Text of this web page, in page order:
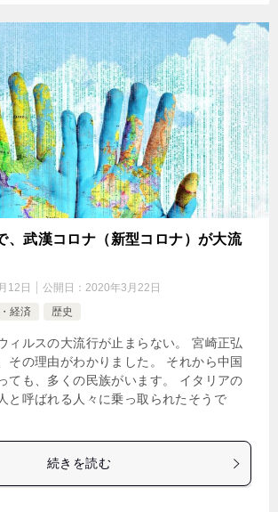
、武漢コロナ（新型コロナ）が大流
12日 公開日： 2020年3月22日
経済 歴史
ィルスの大流行が止まらない。 宮崎正弘
その理由がわかりました。 それから中国
ても、多くの民族がいます。 イタリアの
と呼ばれる人々に乗っ取られたそうで
続きを読む